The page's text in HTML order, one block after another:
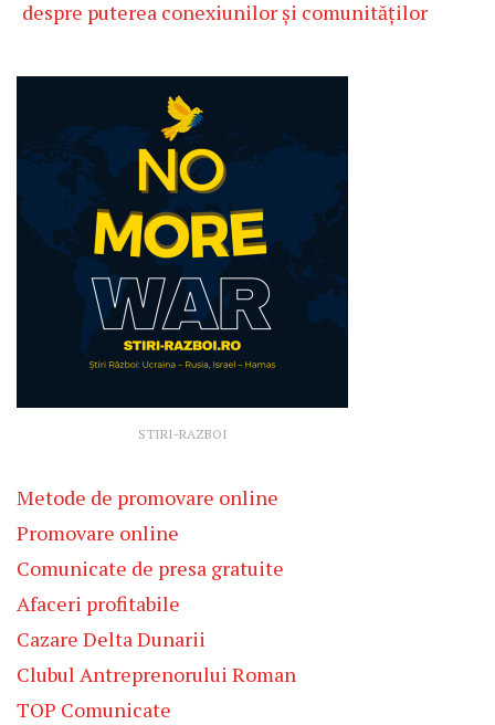
despre puterea conexiunilor și comunităților
STIRI-RAZBOI
Metode de promovare online
Promovare online
Comunicate de presa gratuite
Afaceri profitabile
Cazare Delta Dunarii
Clubul Antreprenorului Roman
TOP Comunicate